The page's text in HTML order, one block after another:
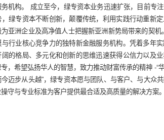
机构。 成立至今，绿专资本业务迅速扩张，目前专注
绿专资本不断创新，颠覆传统，利用实践行动重新
亚洲企业及高净值人士把握新亚洲新势局带来的契
行业核心竞争力的独特新金融服务机构。凭着多年
的格局、多元化和创新的思维迅速获得公信力以及
，希望弘扬华人的智慧，致力推动财富传承的精神 -“
迈步从头越”，绿专资本愿与团队、与客户、与大众
守与专业标准为客户提供最合适及高质量的解决方案。